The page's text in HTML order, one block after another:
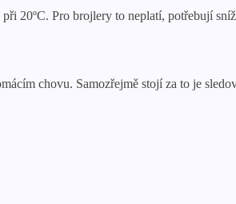
20ºС. Pro brojlery to neplatí, potřebují
chovu. Samozřejmě stojí za to je